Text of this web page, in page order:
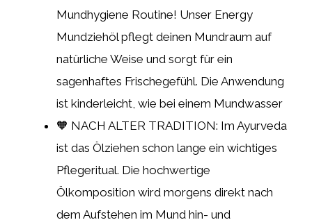
Mundhygiene Routine! Unser Energy
Mundziehöl pflegt deinen Mundraum auf
natürliche Weise und sorgt für ein
sagenhaftes Frischegefühl. Die Anwendung
ist kinderleicht, wie bei einem Mundwasser
🧡 NACH ALTER TRADITION: Im Ayurveda
ist das Ölziehen schon lange ein wichtiges
Pflegeritual. Die hochwertige
Ölkomposition wird morgens direkt nach
dem Aufstehen im Mund hin- und